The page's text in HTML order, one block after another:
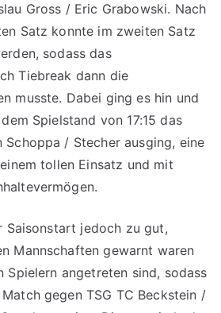
Gross / Eric Grabowski. Nach
Satz konnte im zweiten Satz
sodass das
Tiebreak dann die
musste. Dabei ging es hin und
Spielstand von 17:15 das
Schoppa / Stecher ausging, eine
tollen Einsatz und mit
Saisonstart jedoch zu gut,
Mannschaften gewarnt waren
Spielern angetreten sind, sodass
gegen TSG TC Beckstein /